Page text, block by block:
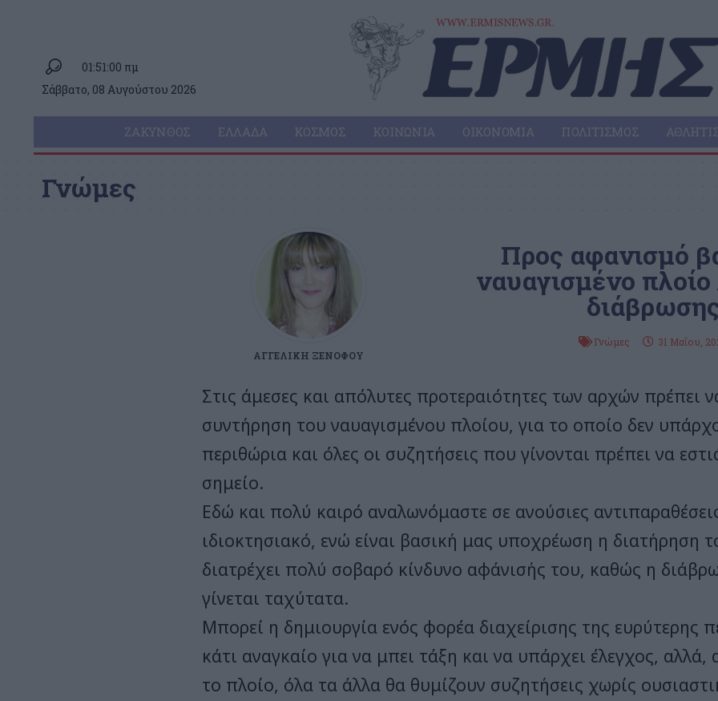
01:51:00 πμ
Σάββατο, 08 Αυγούστου 2026
ΖΆΚΥΝΘΟΣ ΕΛΛΆΔΑ ΚΌΣΜΟΣ ΚΟΙΝΩΝΊΑ ΟΙΚΟΝΟΜΊΑ ΠΟΛΙΤΙΣΜΌΣ
Γνώμες
ΑΓΓΕΛΙΚΉ ΞΕΝΌΦΟΥ
Προς αφανισμό
ναυαγισμένο
Γνώμες 31 Μαΐου,
Στις άμεσες και απόλυτες προτεραιότητες των αρχών πρέπει
συντήρηση του ναυαγισμένου πλοίου, για το οποίο δεν
περιθώρια και όλες οι συζητήσεις που γίνονται πρέπει να
σημείο.
Εδώ και πολύ καιρό αναλωνόμαστε σε ανούσιες
ιδιοκτησιακό, ενώ είναι βασική μας υποχρέωση η διατήρηση
διατρέχει πολύ σοβαρό κίνδυνο αφάνισής του, καθώς η
γίνεται ταχύτατα.
Μπορεί η δημιουργία ενός φορέα διαχείρισης της ευρύτερης
κάτι αναγκαίο για να μπει τάξη και να υπάρχει έλεγχος, αλλά,
το πλοίο, όλα τα άλλα θα θυμίζουν συζητήσεις χωρίς